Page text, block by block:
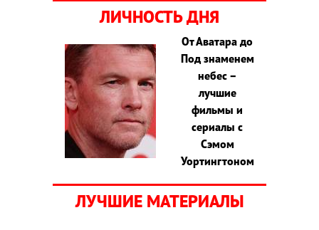
ЛИЧНОСТЬ ДНЯ
От Аватара до
Под знаменем
небес –
лучшие
фильмы и
сериалы с
Сэмом
Уортингтоном
ЛУЧШИЕ МАТЕРИАЛЫ